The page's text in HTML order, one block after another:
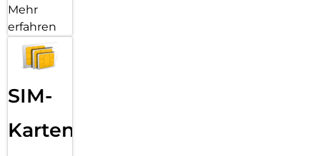
Mehr
erfahren
SIM-
Karten